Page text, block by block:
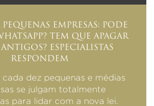
PEQUENAS EMPRESAS: PODE
TEM QUE APAGAR
ESPECIALISTAS
RESPONDEM
cada dez pequenas e médias
se julgam totalmente
para lidar com a nova lei.